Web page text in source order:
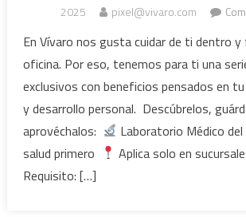
2025
pixel@vivaro.com
En Vívaro nos gusta cuidar de ti dentro y
oficina. Por eso, tenemos para ti una
exclusivos con beneficios pensados en
y desarrollo personal. Descúbrelos,
aprovéchalos:
Laboratorio Médico del
salud primero
Aplica solo en
Requisito: […]